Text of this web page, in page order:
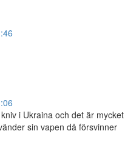
i Ukraina och det är mycket
sin vapen då försvinner